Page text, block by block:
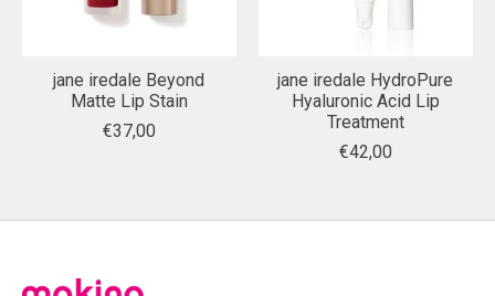
jane iredale Beyond
Matte Lip Stain
€37,00
jane iredale HydroPure
Hyaluronic Acid Lip
Treatment
€42,00